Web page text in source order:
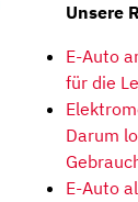
Unsere
E-Auto
für die
Darum
E-Auto